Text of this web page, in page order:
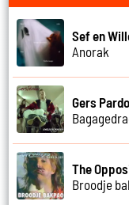
Sef en
Anorak
Gers
The
Broodje